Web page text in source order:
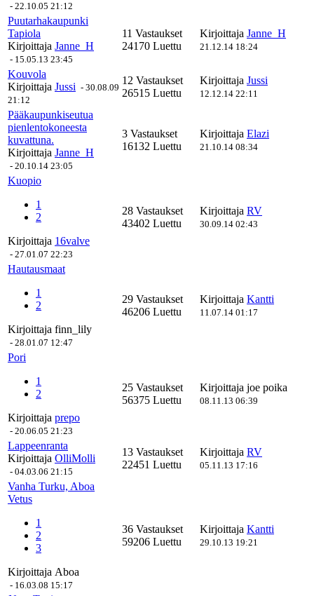
- 22.10.05 21:12
Puutarhakaupunki
Tapiola
Kirjoittaja Janne_H
- 15.05.13 23:45
11 Vastaukset
24170 Luettu
Kirjoittaja Janne_H
21.12.14 18:24
Kouvola
Kirjoittaja Jussi - 30.08.09
21:12
12 Vastaukset
26515 Luettu
Kirjoittaja Jussi
12.12.14 22:11
Pääkaupunkiseutua
pienlentokoneesta
kuvattuna.
Kirjoittaja Janne_H
- 20.10.14 23:05
3 Vastaukset
16132 Luettu
Kirjoittaja Elazi
21.10.14 08:34
Kuopio
1
2
Kirjoittaja 16valve
- 27.01.07 22:23
28 Vastaukset
43402 Luettu
Kirjoittaja RV
30.09.14 02:43
Hautausmaat
1
2
Kirjoittaja finn_lily
- 28.01.07 12:47
29 Vastaukset
46206 Luettu
Kirjoittaja Kantti
11.07.14 01:17
Pori
1
2
Kirjoittaja prepo
- 20.06.05 21:23
25 Vastaukset
56375 Luettu
Kirjoittaja joe poika
08.11.13 06:39
Lappeenranta
Kirjoittaja OlliMolli
- 04.03.06 21:15
13 Vastaukset
22451 Luettu
Kirjoittaja RV
05.11.13 17:16
Vanha Turku, Aboa
Vetus
1
2
3
Kirjoittaja Aboa
- 16.03.08 15:17
36 Vastaukset
59206 Luettu
Kirjoittaja Kantti
29.10.13 19:21